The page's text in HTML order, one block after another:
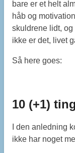
bare er et helt
håb og
skuldrene lidt,
ikke er det, livet
Så here goes:
10 (+1)
I den anledning
ikke har noget